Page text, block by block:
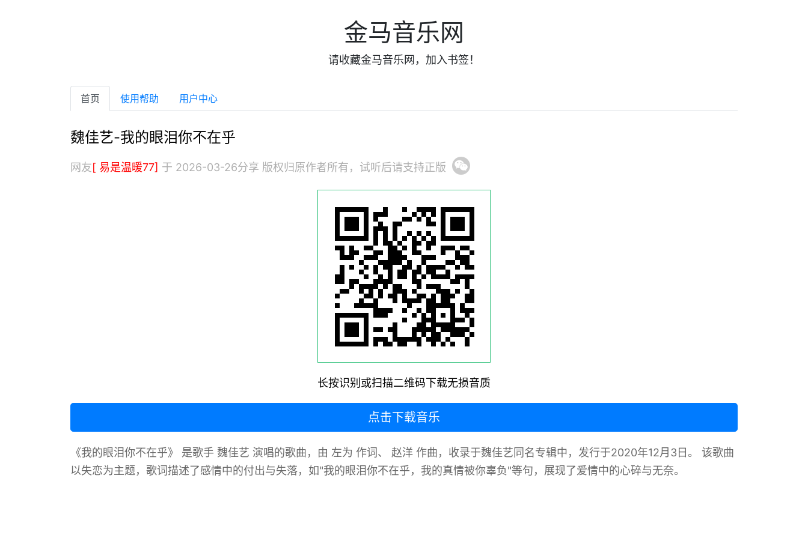
金马音乐网
请收藏金马音乐网，加入书签！
首页 使用帮助 用户中心
魏佳艺-我的眼泪你不在乎
网友[ 易是温暖77] 于 2026-03-26分享 版权归原作者所有，试听后请支持正版
长按识别或扫描二维码下载无损音质
点击下载音乐
《我的眼泪你不在乎》 是歌手 魏佳艺 演唱的歌曲，由 左为 作词、 赵洋 作曲，收录于魏佳艺同名专辑中，发行于2020年12月3日。 ‌该歌曲
以失恋为主题，歌词描述了感情中的付出与失落，如"我的眼泪你不在乎，我的真情被你辜负"等句，展现了爱情中的心碎与无奈。